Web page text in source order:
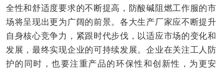
全性和舒适度要求的不断提高，防酸碱阻燃工作服的市
场将呈现出更为广阔的前景。各大生产厂家应不断提升
自身核心竞争力，紧跟时代步伐，以适应市场的变化和
发展，最终实现企业的可持续发展。企业在关注工人防
护的同时，也要注重产品的环保性和创新性，为更安